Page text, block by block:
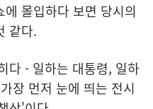
몰입하다 보면 당시의
같다.
다 - 일하는 대통령, 일하
장 먼저 눈에 띄는 전시